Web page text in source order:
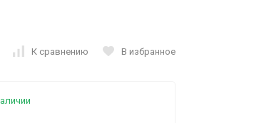
К сравнению В избранное